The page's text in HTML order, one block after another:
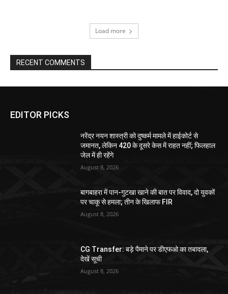
Load more
RECENT COMMENTS
EDITOR PICKS
नरेंद्र नयन शास्त्री को दुष्कर्म मामले में हाईकोर्ट से
जमानत, लेकिन 420 के दूसरे केस में राहत नहीं; फिलहाल
जेल में ही रहेंगे
August 8, 2026
बागबाहरा में पान-गुटखा खाने की बात पर विवाद, दो युवकों
पर चाकू से हमला; तीन के खिलाफ FIR
August 8, 2026
CG Transfer: बड़े पैमाने पर डीएफओ का तबादला,
देखें सूची
August 8, 2026